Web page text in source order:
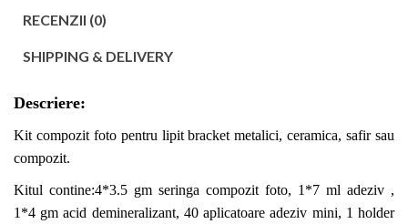
RECENZII (0)
SHIPPING & DELIVERY
Descriere:
Kit compozit foto pentru lipit bracket metalici, ceramica, safir sau
compozit.
Kitul contine:4*3.5 gm seringa compozit foto, 1*7 ml adeziv ,
1*4 gm acid demineralizant, 40 aplicatoare adeziv mini, 1 holder